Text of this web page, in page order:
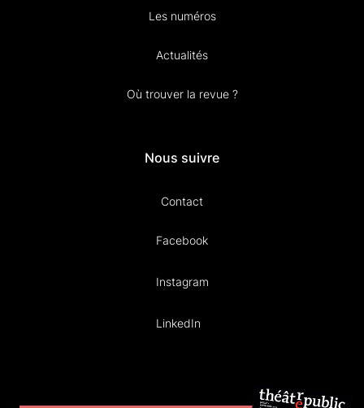
Les numéros
Actualités
Où trouver la revue ?
Nous suivre
Contact
Facebook
Instagram
LinkedIn